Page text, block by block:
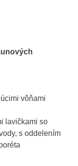
vôňami
lavičkami so
s oddelením